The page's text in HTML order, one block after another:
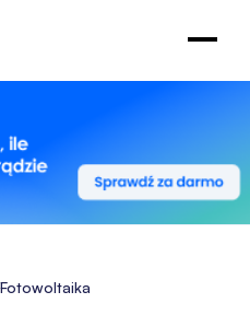
Fotowoltaika